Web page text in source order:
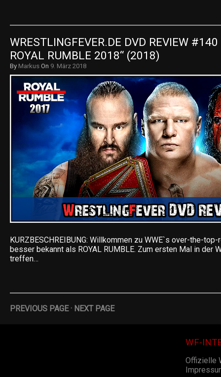
WRESTLINGFEVER.DE DVD REVIEW #140
ROYAL RUMBLE 2018“ (2018)
By Markus On 9. März 2018
KURZBESCHREIBUNG: Willkommen zu WWE`s over-the-
besser bekannt als ROYAL RUMBLE. Zum ersten Mal in der
treffen…
PREVIOUS PAGE· NEXT PAGE
WF-
Offizielle